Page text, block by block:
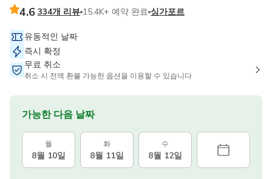
4.6 334개 리뷰 15.4K+ 예약 완료 싱가포르
유동적인 날짜
즉시 확정
무료 취소
취소 시 전액 환불 가능한 옵션을 이용할 수 있습니다
가능한 다음 날짜
월
8월 10일
화
8월 11일
수
8월 12일